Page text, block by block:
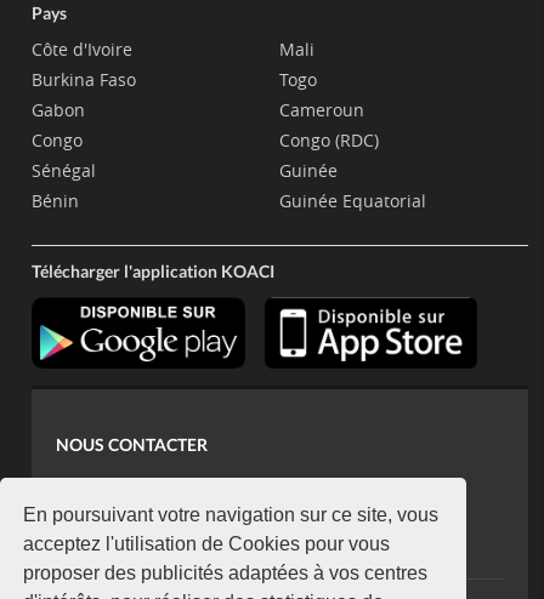
En poursuivant votre navigation sur ce site, vous
acceptez l'utilisation de Cookies pour vous
proposer des publicités adaptées à vos centres
Pays
Côte d'Ivoire
Burkina Faso
Gabon
Congo
Sénégal
Bénin
Mali
Togo
Cameroun
Congo (RDC)
Guinée
Guinée Equatorial
Télécharger l'application KOACI
NOUS CONTACTER
koaci@yahoo.fr
+225 07 08 85 52 93